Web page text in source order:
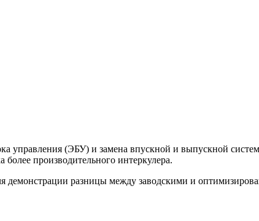
управления (ЭБУ) и замена впускной и выпускной
более производительного интеркулера.
демонстрации разницы между заводскими и